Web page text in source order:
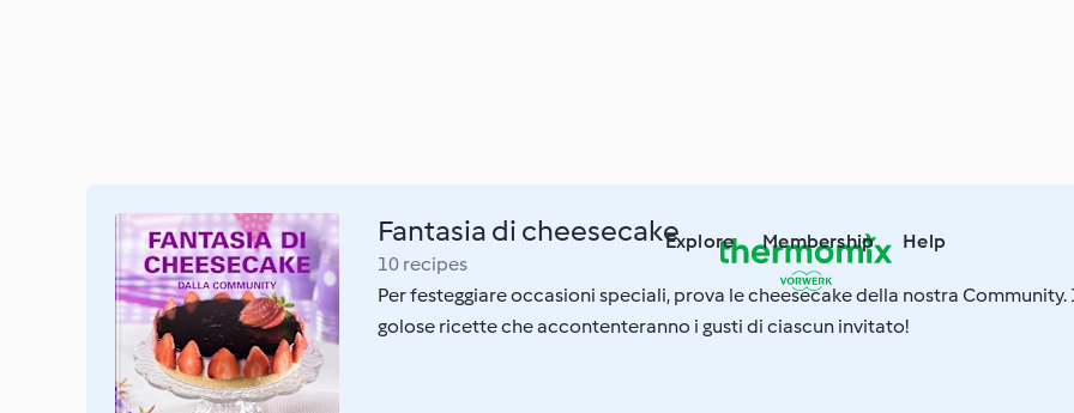
Explore Membership Help
Fantasia di cheesecake
10 recipes
Per festeggiare occasioni speciali, prova le cheesecake della nostra Community.
golose ricette che accontenteranno i gusti di ciascun invitato!